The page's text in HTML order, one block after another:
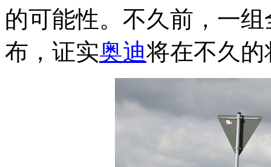
的可能性。不久前，一组
布，证实奥迪将在不久